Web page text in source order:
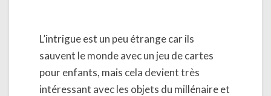
L’intrigue est un peu étrange car ils
sauvent le monde avec un jeu de cartes
pour enfants, mais cela devient très
intéressant avec les objets du millénaire et